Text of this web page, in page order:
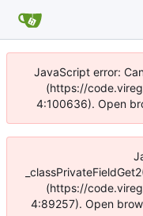
JavaScript error:
(https://
4:100636). Open
(https://
4:89257). Open